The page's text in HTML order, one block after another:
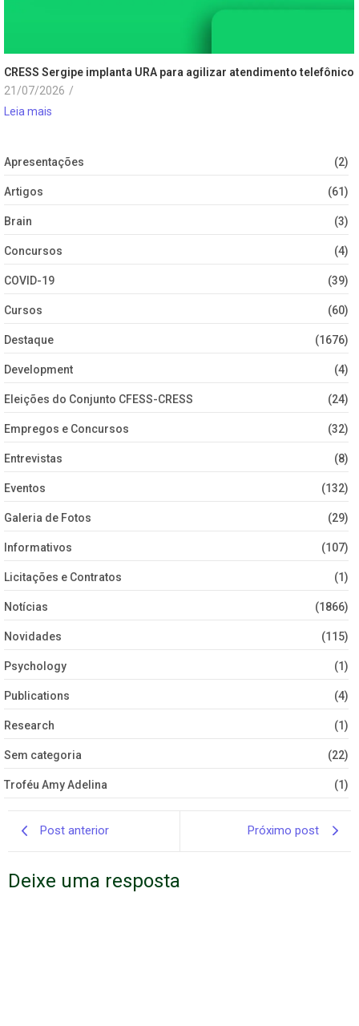
CRESS Sergipe implanta URA para agilizar atendimento telefônico
21/07/2026 /
Leia mais
Apresentações (2)
Artigos (61)
Brain (3)
Concursos (4)
COVID-19 (39)
Cursos (60)
Destaque (1676)
Development (4)
Eleições do Conjunto CFESS-CRESS (24)
Empregos e Concursos (32)
Entrevistas (8)
Eventos (132)
Galeria de Fotos (29)
Informativos (107)
Licitações e Contratos (1)
Notícias (1866)
Novidades (115)
Psychology (1)
Publications (4)
Research (1)
Sem categoria (22)
Troféu Amy Adelina (1)
Post anterior Próximo post
Deixe uma resposta